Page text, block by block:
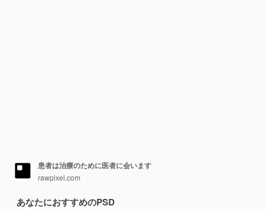
患者は治療のために医者に会います
rawpixel.com
あなたにおすすめのPSD